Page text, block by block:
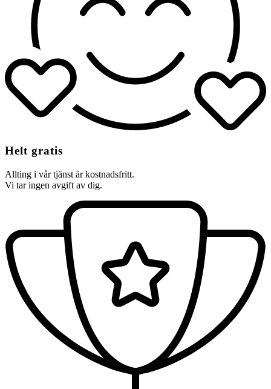
Helt gratis
Allting i vår tjänst är kostnadsfritt.
Vi tar ingen avgift av dig.